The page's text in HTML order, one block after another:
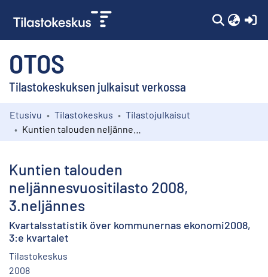
OTOS
Tilastokeskuksen julkaisut verkossa
Kokoelmat
Etusivu Tilastokeskus
Tilastojulkaisut
Kuntien talouden
neljännesvuositilasto 2008,
3.neljännes
Kvartalsstatistik över kommunernas ekonomi2008,
3:e kvartalet
Tilastokeskus
2008